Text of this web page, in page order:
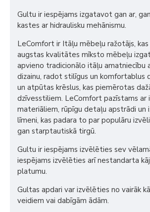
Gultu ir iespējams izgatavot gan ar,
kastes ar hidraulisku mehānismu.
LeComfort ir Itāļu mēbeļu ražotājs, kas
augstas kvalitātes mīksto mēbeļu
apvieno tradicionālo itāļu amatniecību
dizainu, radot stilīgus un komfortablus
un atpūtas krēslus, kas piemērotas
dzīvesstiliem. LeComfort pazīstams ar
materiāliem, rūpīgu detaļu apstrādi un
līmeni, kas padara to par populāru
gan starptautiskā tirgū.
Gultu ir iespējams izvēlēties sev
iespējams izvēlēties arī nestandarta
platumu.
Gultas apdari var izvēlēties no vairāk
veidiem vai dabīgām ādām.